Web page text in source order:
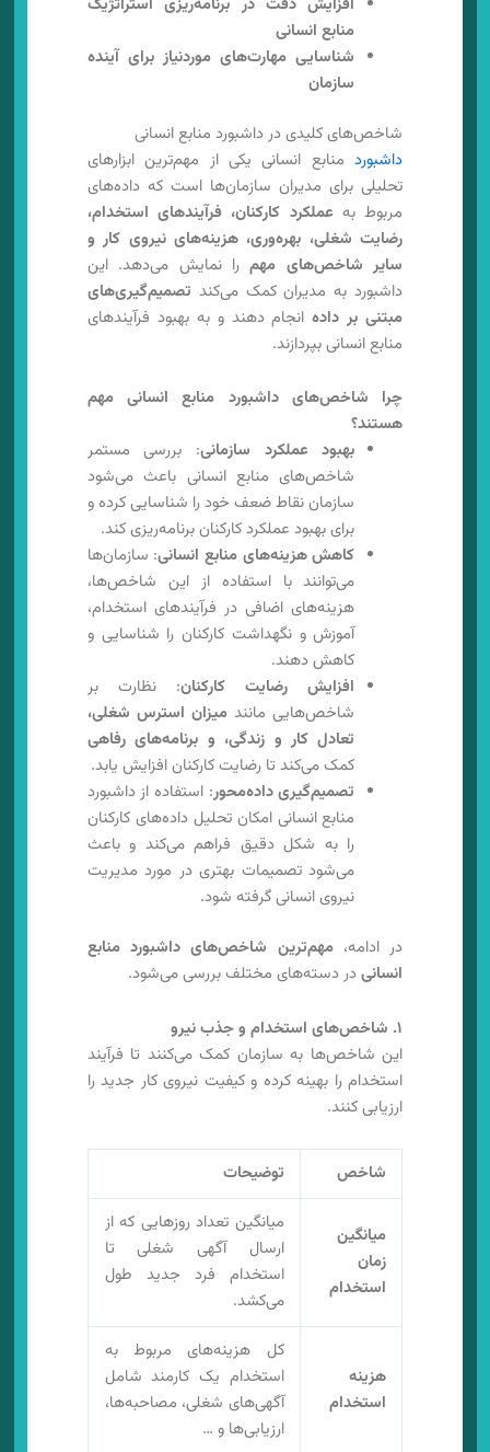
منابع انسانی
شناسایی مهارت‌های موردنیاز برای آینده
سازمان
شاخص‌های کلیدی در داشبورد منابع انسانی
داشبوردمنابع انسانی یکی از مهم‌ترین ابزارهای
تحلیلی برای مدیران سازمان‌ها است که داده‌های
مربوط به عملکرد کارکنان، فرآیندهای استخدام،
رضایت شغلی، بهره‌وری، هزینه‌های نیروی کار و
سایر شاخص‌های مهمرا نمایش می‌دهد. این
داشبورد به مدیران کمک می‌کند تصمیم‌گیری‌های
مبتنی بر دادهانجام دهند و به بهبود فرآیندهای
منابع انسانی بپردازند.
چرا شاخص‌های داشبورد منابع انسانی مهم
هستند؟
بهبود عملکرد سازمانی: بررسی مستمر
شاخص‌های منابع انسانی باعث می‌شود
سازمان نقاط ضعف خود را شناسایی کرده و
برای بهبود عملکرد کارکنان برنامه‌ریزی کند.
کاهش هزینه‌های منابع انسانی: سازمان‌ها
می‌توانند با استفاده از این شاخص‌ها،
هزینه‌های اضافی در فرآیندهای استخدام،
آموزش و نگهداشت کارکنان را شناسایی و
کاهش دهند.
افزایش رضایت کارکنان: نظارت بر
شاخص‌هایی مانند میزان استرس شغلی،
تعادل کار و زندگی، و برنامه‌های رفاهی
کمک می‌کند تا رضایت کارکنان افزایش یابد.
تصمیم‌گیری داده‌محور: استفاده از داشبورد
منابع انسانی امکان تحلیل داده‌های کارکنان
را به شکل دقیق فراهم می‌کند و باعث
می‌شود تصمیمات بهتری در مورد مدیریت
نیروی انسانی گرفته شود.
در ادامه،مهم‌ترین شاخص‌های داشبورد منابع
انسانیدر دسته‌های مختلف بررسی می‌شود.
۱. شاخص‌های استخدام و جذب نیرو
این شاخص‌ها به سازمان کمک می‌کنند تا فرآیند
استخدام را بهینه کرده و کیفیت نیروی کار جدید را
ارزیابی کنند.
شاخص توضیحات
میانگین
زمان
استخدام
میانگین تعداد روزهایی که از
ارسال آگهی شغلی تا
استخدام فرد جدید طول
می‌کشد.
هزینه
استخدام
کل هزینه‌های مربوط به
استخدام یک کارمند شامل
آگهی‌های شغلی، مصاحبه‌ها،
ارزیابی‌ها و …